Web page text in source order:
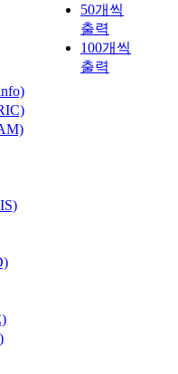
50개씩
출력
100개씩
출력